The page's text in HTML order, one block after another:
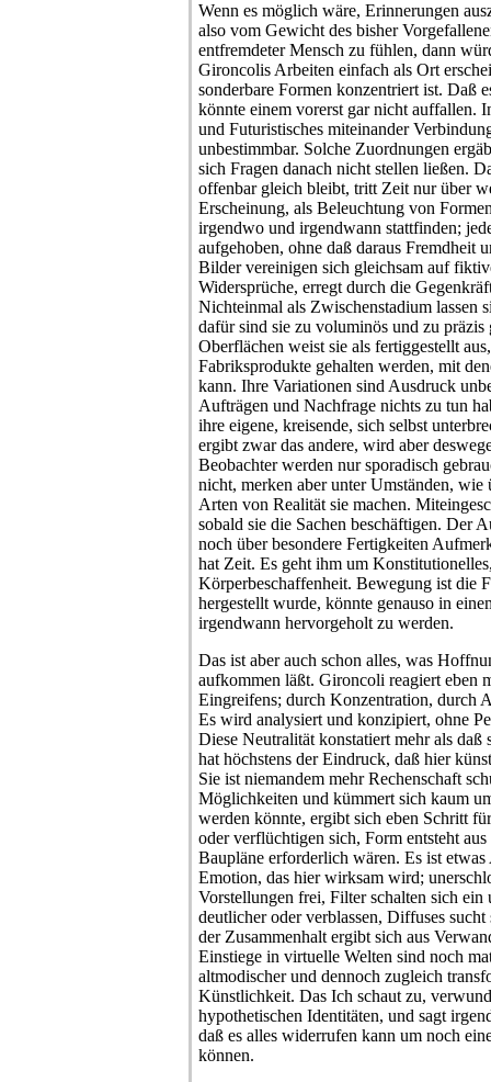
Wenn es möglich wäre, Erinnerungen
also vom Gewicht des bisher
entfremdeter Mensch zu fühlen, dann
Gironcolis Arbeiten einfach als Ort
sonderbare Formen konzentriert ist. Daß
könnte einem vorerst gar nicht auffallen.
und Futuristisches miteinander
unbestimmbar. Solche Zuordnungen
sich Fragen danach nicht stellen ließen.
offenbar gleich bleibt, tritt Zeit nur über
Erscheinung, als Beleuchtung von
irgendwo und irgendwann stattfinden;
aufgehoben, ohne daß daraus Fremdheit
Bilder vereinigen sich gleichsam auf
Widersprüche, erregt durch die
Nichteinmal als Zwischenstadium lassen
dafür sind sie zu voluminös und zu
Oberflächen weist sie als fertiggestellt
Fabriksprodukte gehalten werden, mit
kann. Ihre Variationen sind Ausdruck
Aufträgen und Nachfrage nichts zu tun
ihre eigene, kreisende, sich selbst
ergibt zwar das andere, wird aber
Beobachter werden nur sporadisch
nicht, merken aber unter Umständen, wie
Arten von Realität sie machen.
sobald sie die Sachen beschäftigen. Der
noch über besondere Fertigkeiten
hat Zeit. Es geht ihm um
Körperbeschaffenheit. Bewegung ist die
hergestellt wurde, könnte genauso in
irgendwann hervorgeholt zu werden.
Das ist aber auch schon alles, was
aufkommen läßt. Gironcoli reagiert eben
Eingreifens; durch Konzentration, durch
Es wird analysiert und konzipiert, ohne
Diese Neutralität konstatiert mehr als
hat höchstens der Eindruck, daß hier
Sie ist niemandem mehr Rechenschaft
Möglichkeiten und kümmert sich kaum
werden könnte, ergibt sich eben Schritt
oder verflüchtigen sich, Form entsteht
Baupläne erforderlich wären. Es ist
Emotion, das hier wirksam wird;
Vorstellungen frei, Filter schalten sich ein
deutlicher oder verblassen, Diffuses
der Zusammenhalt ergibt sich aus
Einstiege in virtuelle Welten sind noch
altmodischer und dennoch zugleich
Künstlichkeit. Das Ich schaut zu,
hypothetischen Identitäten, und sagt
daß es alles widerrufen kann um noch
können.